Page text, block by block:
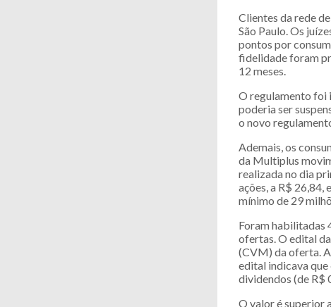
Clientes da rede
São Paulo. Os
pontos por
fidelidade foram
12 meses.
O regulamento foi
poderia ser
o novo
Ademais, os
da Multiplus
realizada no dia
ações, a R$
mínimo de 29
Foram habilitadas
ofertas. O edital
(CVM) da oferta.
edital indicava que
dividendos (de R$
O valor é superior